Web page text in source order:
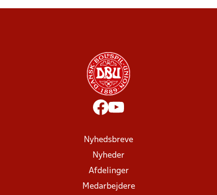
Nyhedsbreve
Nyheder
Afdelinger
Medarbejdere